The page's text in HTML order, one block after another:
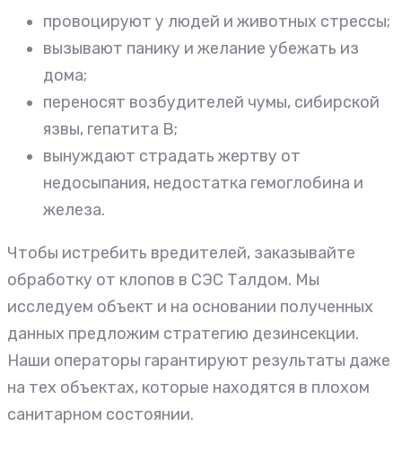
провоцируют у людей и животных стрессы;
вызывают панику и желание убежать из
дома;
переносят возбудителей чумы, сибирской
язвы, гепатита В;
вынуждают страдать жертву от
недосыпания, недостатка гемоглобина и
железа.
Чтобы истребить вредителей, заказывайте
обработку от клопов в СЭС Талдом. Мы
исследуем объект и на основании полученных
данных предложим стратегию дезинсекции.
Наши операторы гарантируют результаты даже
на тех объектах, которые находятся в плохом
санитарном состоянии.